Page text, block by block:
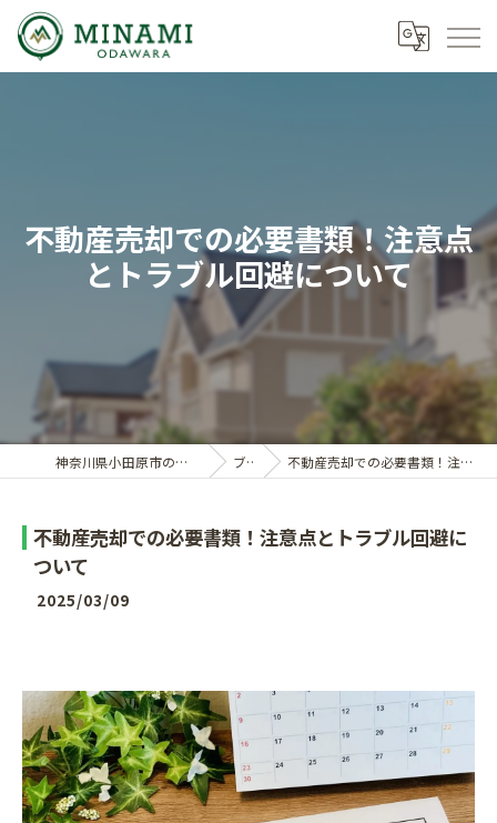
不動産売却での必要書類！注意点
とトラブル回避について
神奈川県小田原市の不動産ならミナミノイエ ブログ 不動産売却での必要書類！注意点とトラブル回避について
不動産売却での必要書類！注意点とトラブル回避に
ついて
2025/03/09